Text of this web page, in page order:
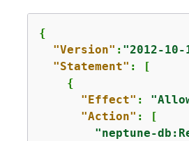
{
"Version" : "2012-10-
"Statement" : [
{
"Effect" :
"Action" : [
"neptune-